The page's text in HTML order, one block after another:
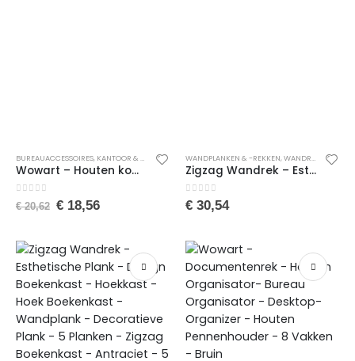
BUREAUACCESSOIRES, KANTOOR & SCHOOL PENNENBAKJES
Wowart – Houten kompas – Desktop Organizer – Pennenhouder Makeup Organizer – Wood Organizer – Desktop Organizer
0 van de 5
€20,62 €18,56
WANDPLANKEN & -REKKEN,WANDREKKEN ,
Zigzag Wandrek – Esthetische Plank – Design Boekenkast – Hoekkast – Hoek Boekenkast – Wandplank – Decoratieve Plank – 5 Planken – Zigzag Boekenkast – Pijnboom/Grenen – 5 Vakken – 22 x 22 x 111 cm
0van de 5
€ 30,54